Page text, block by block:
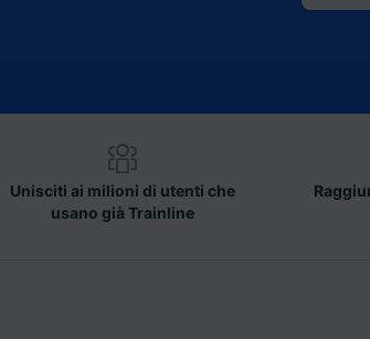
Unisciti ai milioni di utenti che
usano già Trainline